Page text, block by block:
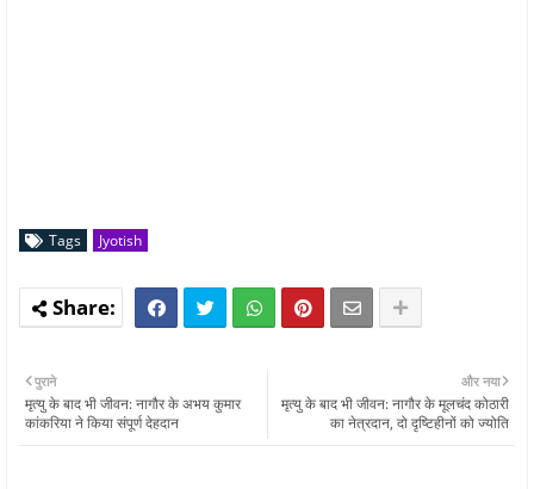
Tags Jyotish
और नया
मृत्यु के बाद भी जीवन: नागौर के मूलचंद कोठारी
का नेत्रदान, दो दृष्टिहीनों को ज्योति
पुराने
मृत्यु के बाद भी जीवन: नागौर के अभय कुमार
कांकरिया ने किया संपूर्ण देहदान